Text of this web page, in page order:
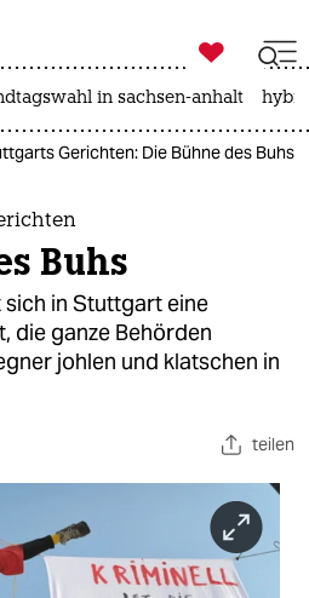
zahl ich
ich

taz zahl ich
in sachsen-anhalt
Gerichten: Die Bühne des Buhs
Buhs
in Stuttgart eine
die ganze Behörden
johlen und klatschen in
teilen